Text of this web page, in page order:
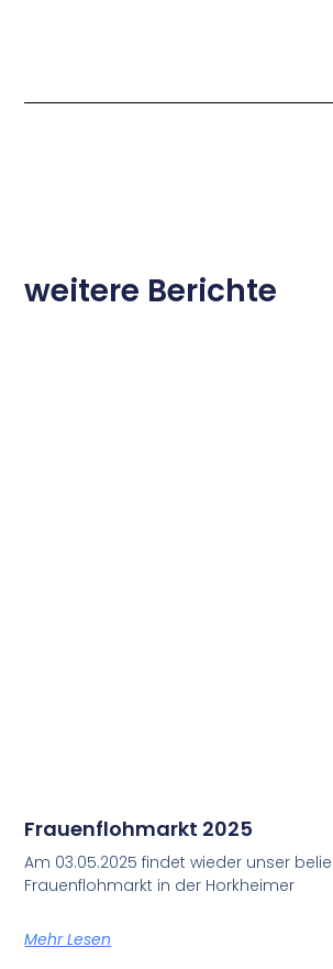
weitere Berichte
Frauenflohmarkt 2025
Am 03.05.2025 findet wieder unser
Frauenflohmarkt in der Horkheimer
Mehr Lesen